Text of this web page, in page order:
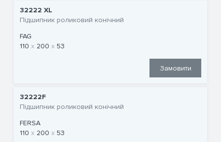
32222 XL
Підшипник роликовий конічний
FAG
110
200 53
Замовити
32222F
Підшипник роликовий конічний
FERSA
110
200 53